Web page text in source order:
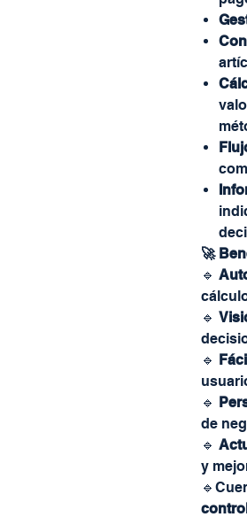
🚀
🔹
🔹
🔹
🔹
de
🔹
y